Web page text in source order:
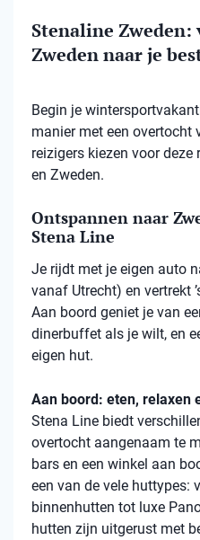
Stenaline Zweden:
Zweden naar je
Begin je
manier met een overtocht
reizigers kiezen voor
en Zweden.
Ontspannen naar
Stena Line
Je rijdt met je eigen auto
vanaf Utrecht) en vertrekt
Aan boord geniet je van
dinerbuffet als je wilt, en
eigen hut.
Aan boord: eten, relaxen
Stena Line biedt
overtocht aangenaam te
bars en een winkel aan
een van de vele huttypes:
binnenhutten tot luxe
hutten zijn uitgerust met